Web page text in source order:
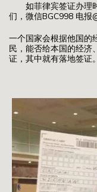
如菲律宾签证办理时
们，微信BGC998 电报
一个国家会根据他国的
民，能否给本国的经济
证，其中就有落地签证